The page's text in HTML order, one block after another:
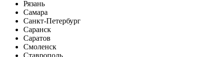
Рязань
Самара
Санкт-Петербург
Саранск
Саратов
Смоленск
Ставрополь